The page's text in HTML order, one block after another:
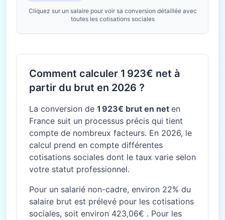
Cliquez sur un salaire pour voir sa conversion détaillée avec
toutes les cotisations sociales
Comment calculer 1 923€ net à
partir du brut en 2026 ?
La conversion de 1 923€ brut en net en
France suit un processus précis qui tient
compte de nombreux facteurs. En 2026, le
calcul prend en compte différentes
cotisations sociales dont le taux varie selon
votre statut professionnel.
Pour un salarié non-cadre, environ 22% du
salaire brut est prélevé pour les cotisations
sociales, soit environ 423,06€ . Pour les